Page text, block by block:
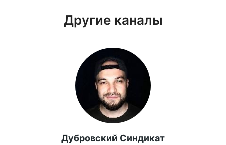
Другие каналы
Дубровский Синдикат